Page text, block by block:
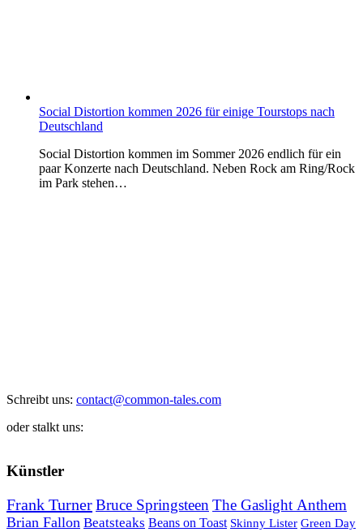
Social Distortion kommen 2026 für einige Tourstops nach
Deutschland
Social Distortion kommen im Sommer 2026 endlich für ein
paar Konzerte nach Deutschland. Neben Rock am Ring/Rock
im Park stehen…
Schreibt uns: contact@common-tales.com
oder stalkt uns:
Künstler
Frank TurnerBruce Springsteen The Gaslight Anthem
Brian Fallon Beatsteaks Beans on Toast Skinny Lister Green Day